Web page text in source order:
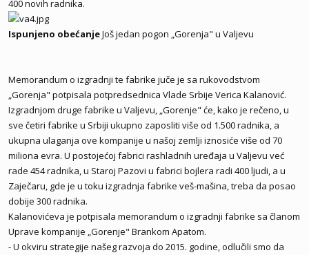
400 novih radnika.
Ispunjeno obećanjeJoš jedan pogon „Gorenja" u Valjevu
Memorandum o izgradnji te fabrike juče je sa rukovodstvom
„Gorenja" potpisala potpredsednica Vlade Srbije Verica Kalanović.
Izgradnjom druge fabrike u Valjevu, „Gorenje" će, kako je rečeno, u
sve četiri fabrike u Srbiji ukupno zaposliti više od 1.500 radnika, a
ukupna ulaganja ove kompanije u našoj zemlji iznosiće više od 70
miliona evra. U postojećoj fabrici rashladnih uređaja u Valjevu već
rade 454 radnika, u Staroj Pazovi u fabrici bojlera radi 400 ljudi, a u
Zaječaru, gde je u toku izgradnja fabrike veš-mašina, treba da posao
dobije 300 radnika.
Kalanovićeva je potpisala memorandum o izgradnji fabrike sa članom
Uprave kompanije „Gorenje" Brankom Apatom.
- U okviru strategije našeg razvoja do 2015. godine, odlučili smo da